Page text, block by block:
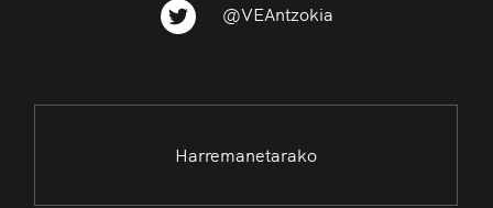
@VEAntzokia
Harremanetarako